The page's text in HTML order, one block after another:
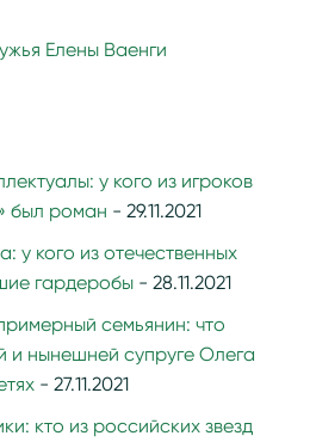
Елены Ваенги
у кого из игроков
был роман - 29.11.2021
у кого из отечественных
гардеробы - 28.11.2021
семьянин: что
и нынешней супруге Олега
- 27.11.2021
кто из российских звезд